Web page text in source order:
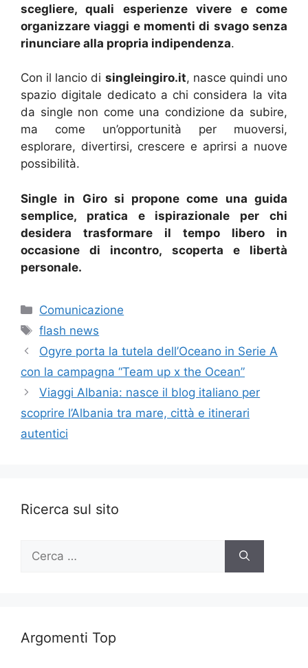
scegliere, quali esperienze vivere e come
organizzare viaggi e momenti di svago senza
rinunciare alla propria indipendenza.
Con il lancio di singleingiro.it, nasce quindi uno
spazio digitale dedicato a chi considera la vita
da single non come una condizione da subire,
ma come un’opportunità per muoversi,
esplorare, divertirsi, crescere e aprirsi a nuove
possibilità.
Single in Giro si propone come una guida
semplice, pratica e ispirazionale per chi
desidera trasformare il tempo libero in
occasione di incontro, scoperta e libertà
personale.
Categorie
Comunicazione
Tag
flash news
Ogyre porta la tutela dell’Oceano in Serie A
con la campagna “Team up x the Ocean”
Viaggi Albania: nasce il blog italiano per
scoprire l’Albania tra mare, città e itinerari
autentici
Ricerca sul sito
per:
Argomenti Top